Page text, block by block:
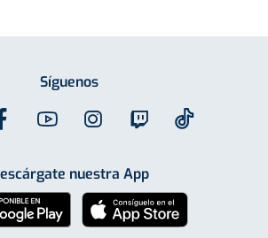
Síguenos
nuestra App